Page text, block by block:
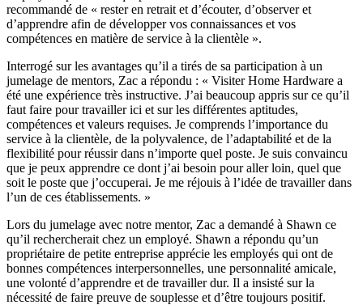
recommandé de « rester en retrait et d’écouter, d’observer et
d’apprendre afin de développer vos connaissances et vos
compétences en matière de service à la clientèle ».
Interrogé sur les avantages qu’il a tirés de sa participation à un
jumelage de mentors, Zac a répondu : « Visiter Home Hardware a
été une expérience très instructive. J’ai beaucoup appris sur ce qu’il
faut faire pour travailler ici et sur les différentes aptitudes,
compétences et valeurs requises. Je comprends l’importance du
service à la clientèle, de la polyvalence, de l’adaptabilité et de la
flexibilité pour réussir dans n’importe quel poste. Je suis convaincu
que je peux apprendre ce dont j’ai besoin pour aller loin, quel que
soit le poste que j’occuperai. Je me réjouis à l’idée de travailler dans
l’un de ces établissements. »
Lors du jumelage avec notre mentor, Zac a demandé à Shawn ce
qu’il rechercherait chez un employé. Shawn a répondu qu’un
propriétaire de petite entreprise apprécie les employés qui ont de
bonnes compétences interpersonnelles, une personnalité amicale,
une volonté d’apprendre et de travailler dur. Il a insisté sur la
nécessité de faire preuve de souplesse et d’être toujours positif.